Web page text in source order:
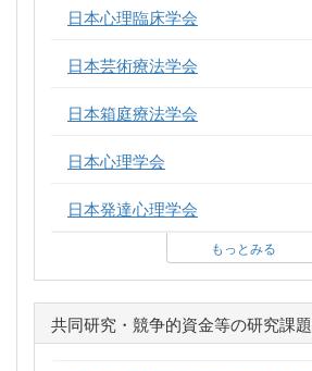
日本心理臨床学会
日本芸術療法学会
日本箱庭療法学会
日本心理学会
日本発達心理学会
もっとみる
共同研究・競争的資金等の研究課題